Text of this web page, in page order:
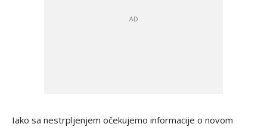
Iako sa nestrpljenjem očekujemo informacije o novom